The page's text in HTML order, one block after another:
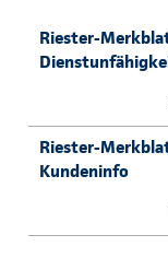
Riester-
Riester-
Kundeninfo